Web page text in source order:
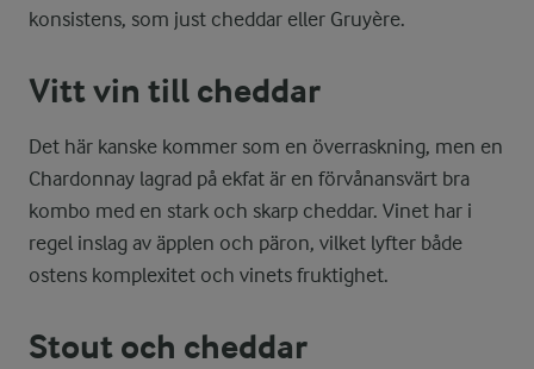
konsistens, som just cheddar eller Gruyère.
Vitt vin till cheddar
Det här kanske kommer som en överraskning, men en
Chardonnay lagrad på ekfat är en förvånansvärt bra
kombo med en stark och skarp cheddar. Vinet har i
regel inslag av äpplen och päron, vilket lyfter både
ostens komplexitet och vinets fruktighet.
Stout och cheddar